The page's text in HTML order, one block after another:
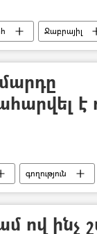
Ջաբրայիլ
է
գողություն
ով ինչ